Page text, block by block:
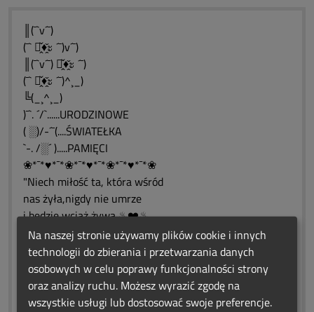
║(¯`v´¯)
(¯` ะ̭̌♦̭̌ะ ´¯)v´¯)
║(¯`v´¯) ะ̭̌♦̭̌ะ ´¯)
(¯` ะ̭̌♦̭̌ะ ´¯)^¸_)
╚(_¸^¸_)
)¯`. ´/`......URODZINOWE
( ░)/-´¯(....ŚWIATEŁKA
`-. /░´ ).....PAMIĘCI
❀*¯*♥*¯*❀*¯*♥*¯*❀*¯*♥*¯*❀
"Niech miłość ta, która wśród
nas żyła,nigdy nie umrze
i będzie wciąż żywa.♨❤️♨
❀*¯*♥*¯*❀*¯*♥*¯*❀*¯*♥*¯*❀
❤️♨❤️♨❤️♨❤️♨❤️♨❤️
(¯`•♥•´¯) (¯`•♥•´¯) (¯`•♥•´¯) (¯`•♥•´¯)
_`•.¸.•´_ `•.¸.•´_ `•.¸.•´__`•.¸.•´_
❀*¯*♥*¯*❀*¯*♥*¯*❀*¯*♥*¯*❀
Na naszej stronie używamy plików cookie i innych
technologii do zbierania i przetwarzania danych
osobowych w celu poprawy funkcjonalności strony
oraz analizy ruchu. Możesz wyrazić zgodę na
wszystkie usługi lub dostosować swoje preferencje.